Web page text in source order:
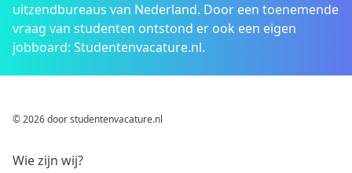
uitzendbureaus van Nederland. Door een toenemende
vraag van studenten ontstond er ook een eigen
jobboard: Studentenvacature.nl.
© 2026 door studentenvacature.nl
Wie zijn wij?